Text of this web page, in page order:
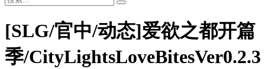
[SLG/官中/动态]爱欲之都开篇
季/CityLightsLoveBitesVer0.2.3